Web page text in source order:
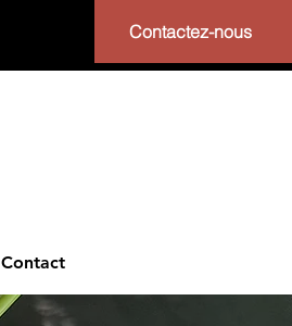
Contactez-nous
Contact